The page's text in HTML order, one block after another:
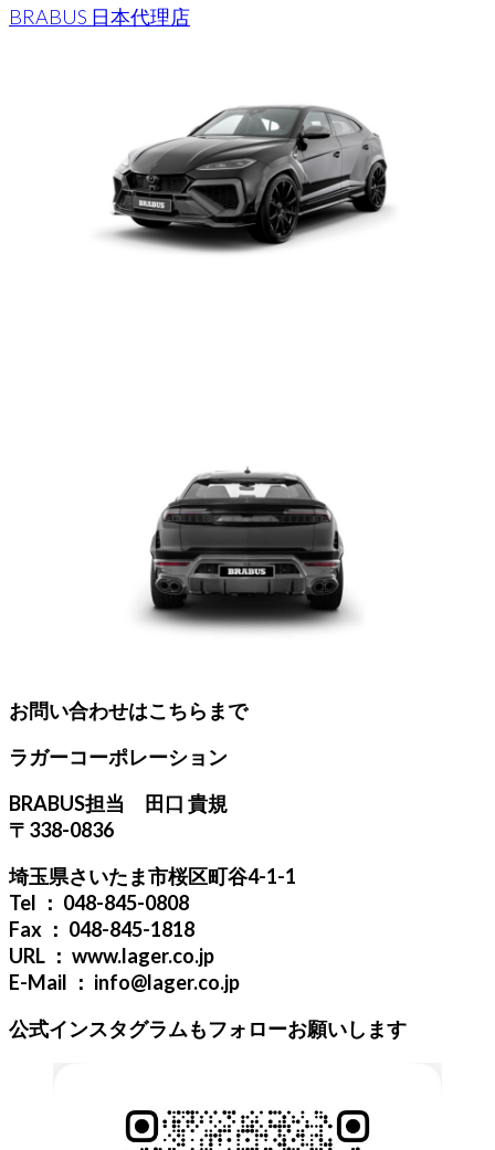
BRABUS 日本代理店
お問い合わせはこちらまで
ラガーコーポレーション
BRABUS担当 田口 貴規
〒338-0836
埼玉県さいたま市桜区町谷4-1-1
Tel ： 048-845-0808
Fax ： 048-845-1818
URL ： www.lager.co.jp
E-Mail ： info@lager.co.jp
公式インスタグラムもフォローお願いします